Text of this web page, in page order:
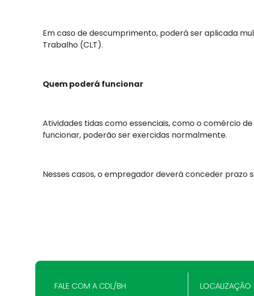
Em caso de descumprimento, poderá ser aplicada
Trabalho (CLT).
Quem poderá funcionar
Atividades tidas como essenciais, como o comércio
funcionar, poderão ser exercidas normalmente.
Nesses casos, o empregador deverá conceder
FALE COM A CDL/BH
LOCALIZAÇÃO